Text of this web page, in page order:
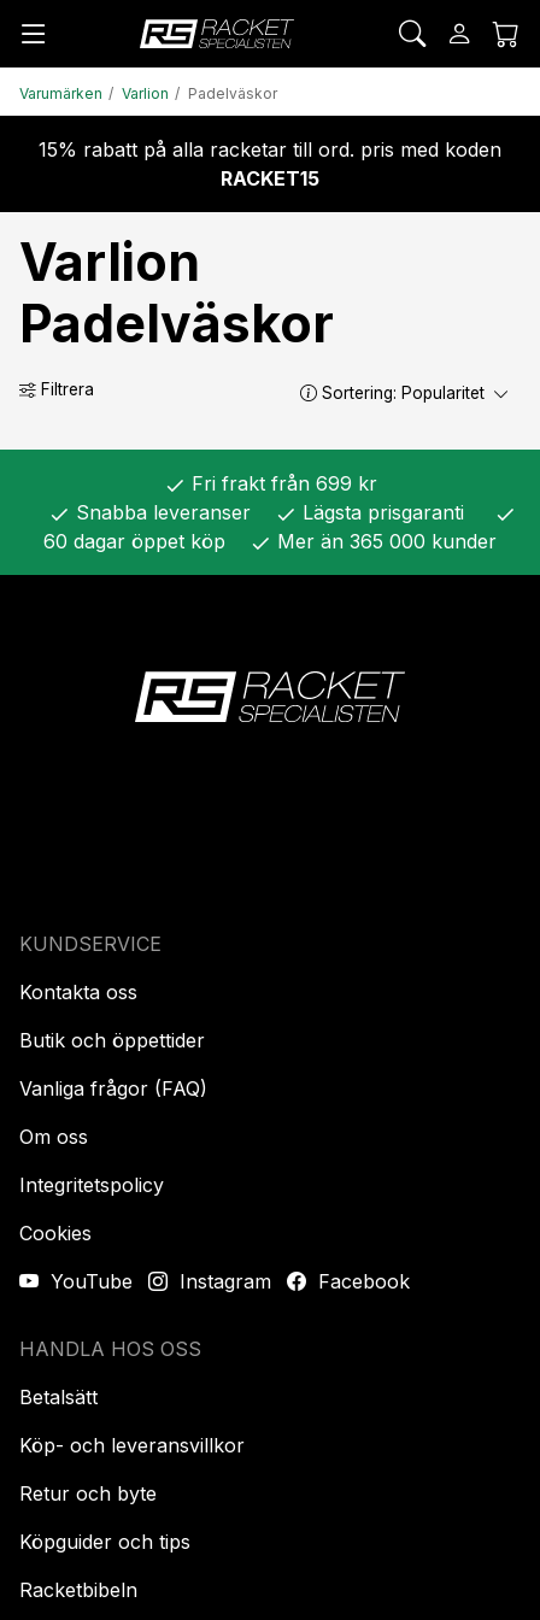
Varumärken Varlion Padelväskor
15% rabatt på alla racketar till ord. pris med koden
RACKET15
Varlion
Padelväskor
Filtrera Sortering: Popularitet
check Fri frakt från 699 kr
check Snabba leveranser check Lägsta prisgaranti check
60 dagar öppet köp check Mer än 365 000 kunder
KUNDSERVICE
Kontakta oss
Butik och öppettider
Vanliga frågor (FAQ)
Om oss
Integritetspolicy
Cookies
YouTube
Instagram Facebook
HANDLA HOS OSS
Betalsätt
Köp- och leveransvillkor
Retur och byte
Köpguider och tips
Racketbibeln